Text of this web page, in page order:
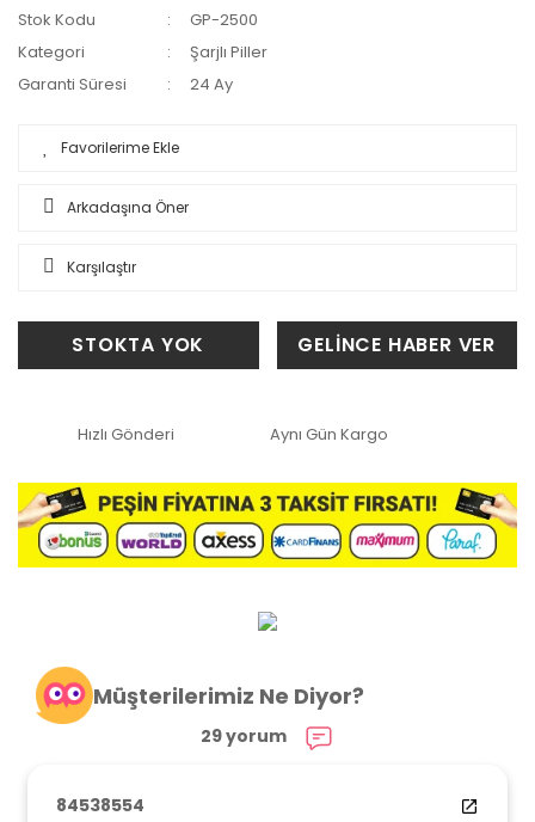
Stok Kodu
GP-2500
Kategori
Şarjlı Piller
Garanti Süresi
24 Ay
Arkadaşına Öner
Karşılaştır
STOKTA YOK GELİNCE HABER VER
Hızlı Gönderi Aynı Gün Kargo
Müşterilerimiz Ne Diyor?
29 yorum
84538554